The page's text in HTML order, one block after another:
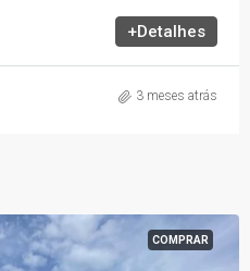
+Detalhes
3 meses atrás
COMPRAR